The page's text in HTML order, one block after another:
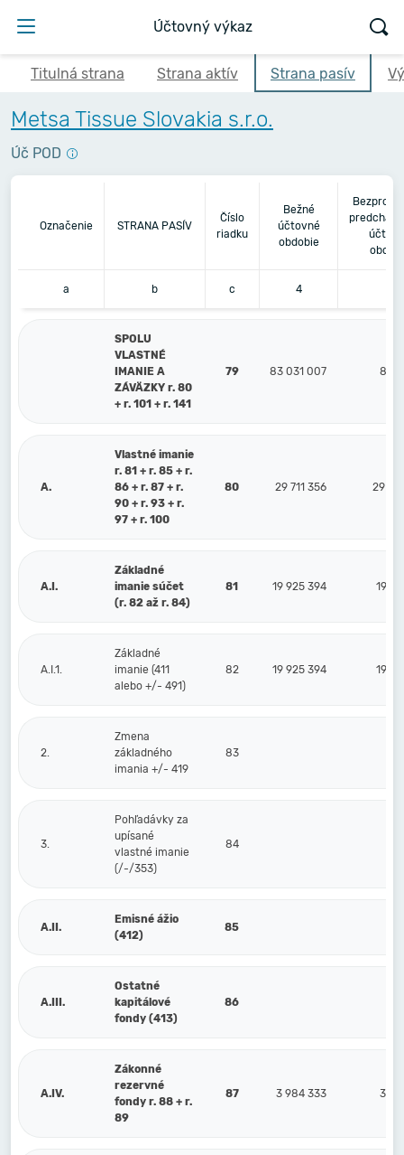
Účtovný výkaz
Titulná strana Strana aktív Strana pasív
Metsa Tissue Slovakia s.r.o.
Úč POD
Označenie STRANA PASÍV
Číslo
riadku
Bežné
účtovné
obdobie
a b c 4
SPOLU
VLASTNÉ
IMANIE A
ZÁVÄZKY r. 80
+ r. 101 + r. 141
79 83 031 007 81
A.
Vlastné imanie
r. 81 + r. 85 + r.
86 + r. 87 + r.
90 + r. 93 + r.
97 + r. 100
80 29 711 356 29
A.I.
Základné
imanie súčet
(r. 82 až r. 84)
81 19 925 394 19
A.I.1.
Základné
imanie (411
alebo +/- 491)
82 19 925 394 19
2.
Zmena
základného
imania +/- 419
83
3.
Pohľadávky za
upísané
vlastné imanie
(/-/353)
84
A.II.
Emisné ážio
(412)
85
A.III.
Ostatné
kapitálové
fondy (413)
86
A.IV.
Zákonné
rezervné
fondy r. 88 + r.
89
87 3 984 333 3